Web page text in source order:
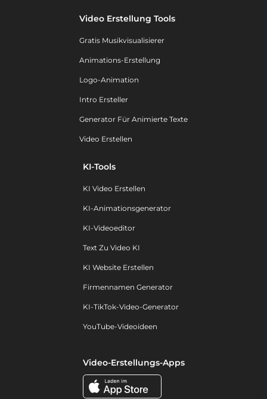
Video Erstellung Tools
Gratis Musikvisualisierer
Animations-Erstellung
Logo-Animation
Intro Ersteller
Generator Für Animierte Texte
Video Erstellen
KI-Tools
KI Video Erstellen
KI-Animationsgenerator
KI-Videoeditor
Text Zu Video KI
KI Website Erstellen
Firmennamen Generator
KI-TikTok-Video-Generator
YouTube-Videoideen
Video-Erstellungs-Apps